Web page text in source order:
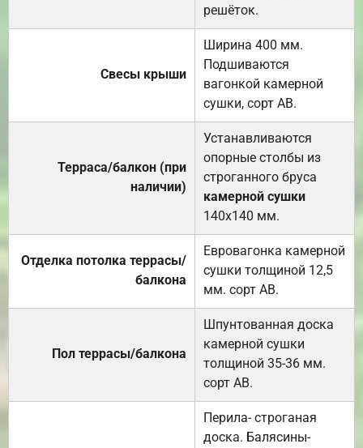
решёток.
Свесы крыши
Ширина 400 мм.
Подшиваются
вагонкой камерной
сушки, сорт АВ.
Терраса/балкон (при
наличии)
Устанавливаются
опорные столбы из
строганного бруса
камерной сушки
140х140 мм.
Отделка потолка террасы/
балкона
Евровагонка камерной
сушки толщиной 12,5
мм. сорт АВ.
Пол террасы/балкона
Шпунтованная доска
камерной сушки
толщиной 35-36 мм.
сорт АВ.
Перила- строганая
доска. Балясины-